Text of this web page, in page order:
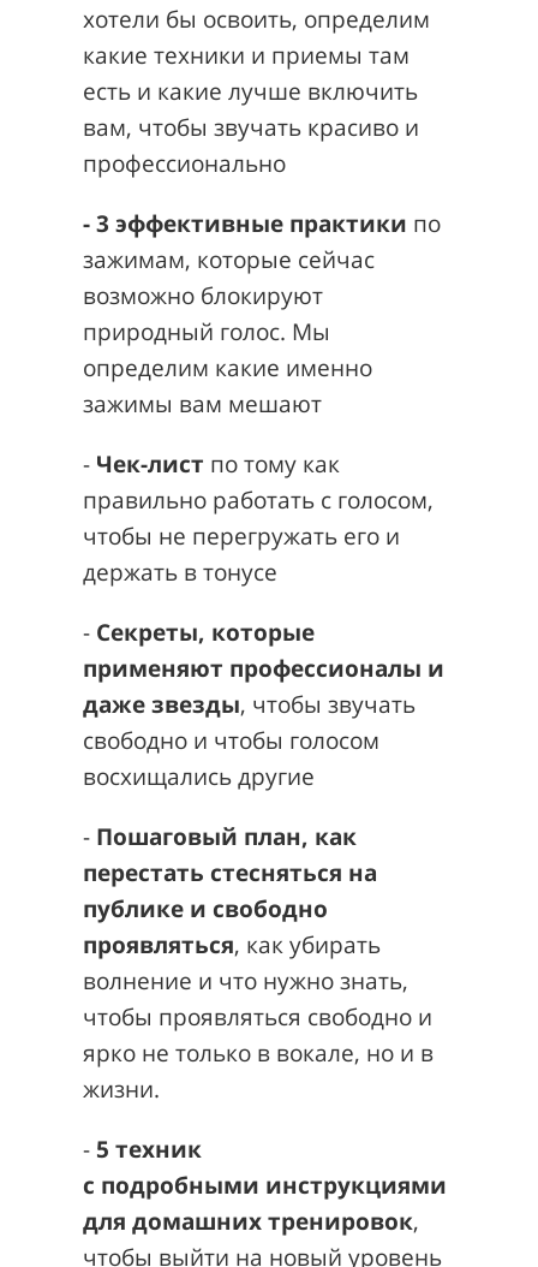
хотели бы освоить, определим
какие техники и приемы там
есть и какие лучше включить
вам, чтобы звучать красиво и
профессионально
- 3 эффективные практики по
зажимам, которые сейчас
возможно блокируют
природный голос. Мы
определим какие именно
зажимы вам мешают
- Чек-лист по тому как
правильно работать с голосом,
чтобы не перегружать его и
держать в тонусе
- Секреты, которые
применяют профессионалы и
даже звезды, чтобы звучать
свободно и чтобы голосом
восхищались другие
- Пошаговый план, как
перестать стесняться на
публике и свободно
проявляться, как убирать
волнение и что нужно знать,
чтобы проявляться свободно и
ярко не только в вокале, но и в
жизни.
- 5 техник
с подробными инструкциями
для домашних тренировок,
чтобы выйти на новый уровень